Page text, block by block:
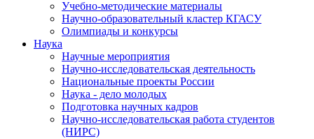
Учебно-методические материалы
Научно-образовательный кластер КГАСУ
Олимпиады и конкурсы
Наука
Научные мероприятия
Научно-исследовательская деятельность
Национальные проекты России
Наука - дело молодых
Подготовка научных кадров
Научно-исследовательская работа студентов
(НИРС)